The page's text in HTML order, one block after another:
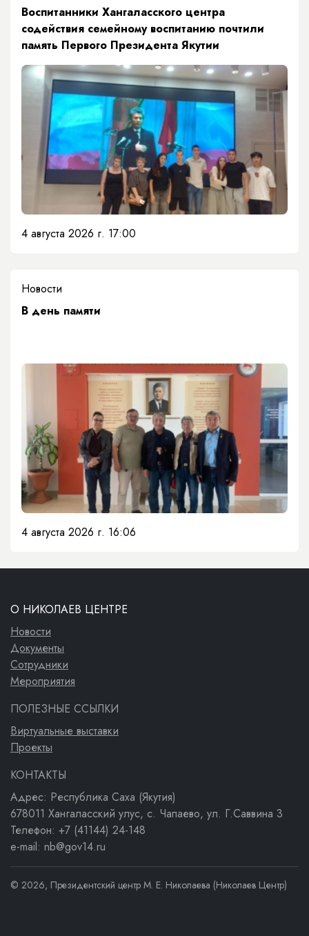
​Воспитанники Хангаласского центра
содействия семейному воспитанию почтили
память Первого Президента Якутии
4 августа 2026 г. 17:00
Новости
​В день памяти
4 августа 2026 г. 16:06
О НИКОЛАЕВ ЦЕНТРЕ
Новости
Документы
Сотрудники
Мероприятия
ПОЛЕЗНЫЕ ССЫЛКИ
Виртуальные выставки
Проекты
КОНТАКТЫ
Адрес: Республика Саха (Якутия)
678011 Хангаласский улус, с. Чапаево, ул. Г.Саввина 3
Телефон: +7 (41144) 24-148
e-mail: nb@gov14.ru
© 2026, Президентский центр М. Е. Николаева (Николаев Центр)